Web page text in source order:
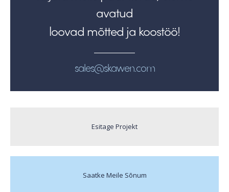
avatud
loovad mõtted ja koostöö!
sales@skawen.com
Esitage Projekt
Saatke Meile Sõnum